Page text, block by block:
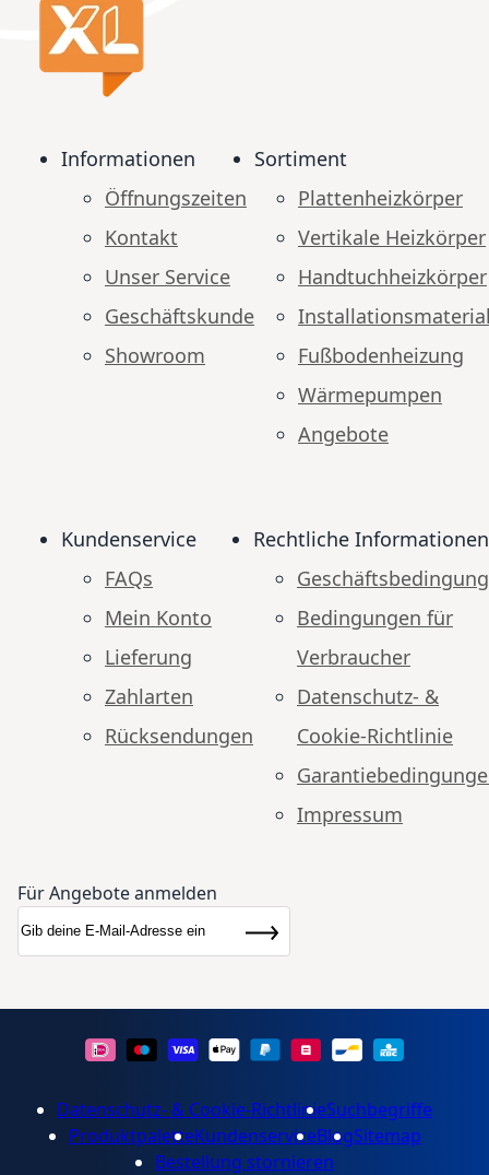
Informationen
Öffnungszeiten
Kontakt
Unser Service
Geschäftskunde
Showroom
Sortiment
Plattenheizkörper
Vertikale Heizkörper
Handtuchheizkörper
Fußbodenheizung
Wärmepumpen
Angebote
Kundenservice
FAQs
Mein Konto
Lieferung
Zahlarten
Rücksendungen
Rechtliche Informationen
Bedingungen für
Verbraucher
Datenschutz- &
Cookie-Richtlinie
Impressum
Für Angebote anmelden
Newsletter
Abonnieren
Datenschutz- & Cookie-RichtlinieSuchbegriffe
ProduktpaletteKundenserviceBlogSitemap
Bestellung stornieren